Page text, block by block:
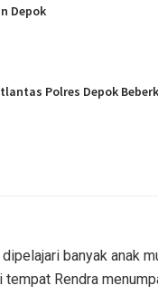
Depok
Polres Depok
banyak anak
Rendra